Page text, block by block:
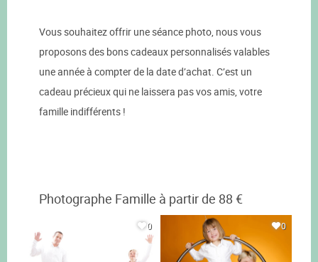
Vous souhaitez offrir une séance photo, nous vous
proposons des bons cadeaux personnalisés valables
une année à compter de la date d’achat. C’est un
cadeau précieux qui ne laissera pas vos amis, votre
famille indifférents !
Photographe Famille à partir de 88 €
0 0